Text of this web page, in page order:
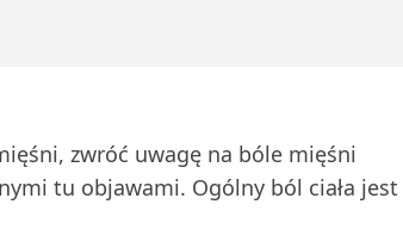
zwróć uwagę na bóle mięśni
tu objawami. Ogólny ból ciała jest